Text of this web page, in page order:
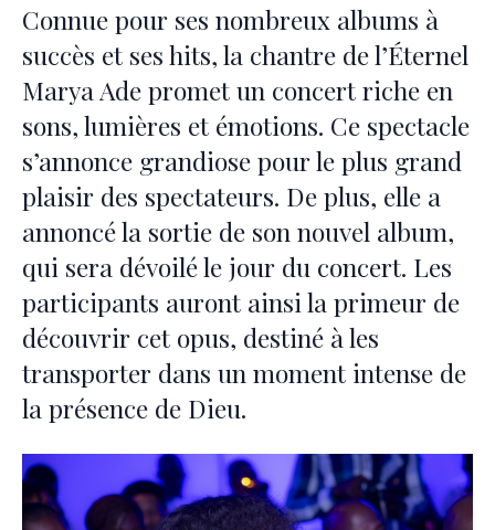
Connue pour ses nombreux albums à
succès et ses hits, la chantre de l’Éternel
Marya Ade promet un concert riche en
sons, lumières et émotions. Ce spectacle
s’annonce grandiose pour le plus grand
plaisir des spectateurs. De plus, elle a
annoncé la sortie de son nouvel album,
qui sera dévoilé le jour du concert. Les
participants auront ainsi la primeur de
découvrir cet opus, destiné à les
transporter dans un moment intense de
la présence de Dieu.